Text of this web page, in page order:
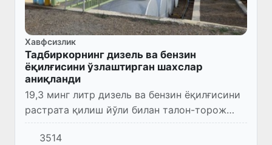
Хавфсизлик
Тадбиркорнинг дизель ва бензин
ёқилғисини ўзлаштирган шахслар
аниқланди
19,3 минг литр дизель ва бензин ёқилғисини
растрата қилиш йўли билан талон-торож
қилганликлари аниқланган.
3514